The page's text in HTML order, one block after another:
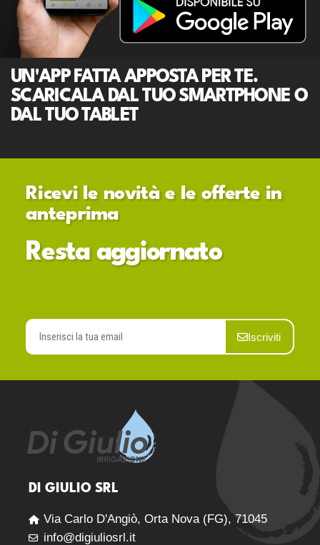
UN'APP FATTA APPOSTA PER TE.
SCARICALA DAL TUO SMARTPHONE O
DAL TUO TABLET
Ricevi le novità e le offerte in
anteprima
Resta aggiornato
Iscriviti
DI GIULIO SRL
Via Carlo D'Angiò, Orta Nova (FG), 71045
info@digiuliosrl.it